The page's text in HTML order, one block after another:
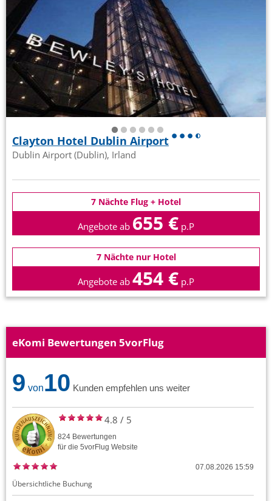
Clayton Hotel Dublin Airport
Dublin Airport (Dublin), Irland
7 Nächte Flug + Hotel
Angebote ab 655 € p.P
7 Nächte nur Hotel
Angebote ab 454 € p.P
eKomi Bewertungen 5vorFlug
9 von10 Kunden empfehlen uns weiter
4.8 / 5
824 Bewertungen
für die 5vorFlug Website
07.08.2026 15:59
Übersichtliche Buchung